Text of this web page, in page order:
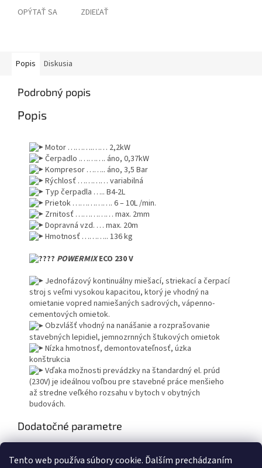
Tento web používa súbory cookie. Ďalším prechádzaním
OPÝTAŤ SA ZDIEĽAŤ
Popis Diskusia
Podrobný popis
Popis
Motor ……….…… 2,2kW
Čerpadlo .………. áno, 0,37kW
Kompresor …….. áno, 3,5 Bar
Rýchlosť ………… variabilná
Typ čerpadla ….. B4-2L
Prietok ……………. 6 – 10L /min.
Zrnitosť …………… max. 2mm
Dopravná vzd. … max. 20m
Hmotnosť ……….. 136 kg
POWERMIX ECO 230 V
Jednofázový kontinuálny miešací, striekací a čerpací
stroj s veľmi vysokou kapacitou, ktorý je vhodný na
omietanie vopred namiešaných sadrových, vápenno-
cementových omietok.
Obzvlášť vhodný na nanášanie a rozprašovanie
stavebných lepidiel, jemnozrnných štukových omietok
Nízka hmotnosť, demontovateľnosť, úzka
konštrukcia
Vďaka možnosti prevádzky na štandardný el. prúd
(230V) je ideálnou voľbou pre stavebné práce menšieho
až stredne veľkého rozsahu v bytoch v obytných
budovách.
Dodatočné parametre
Hmotnosť
156 kg